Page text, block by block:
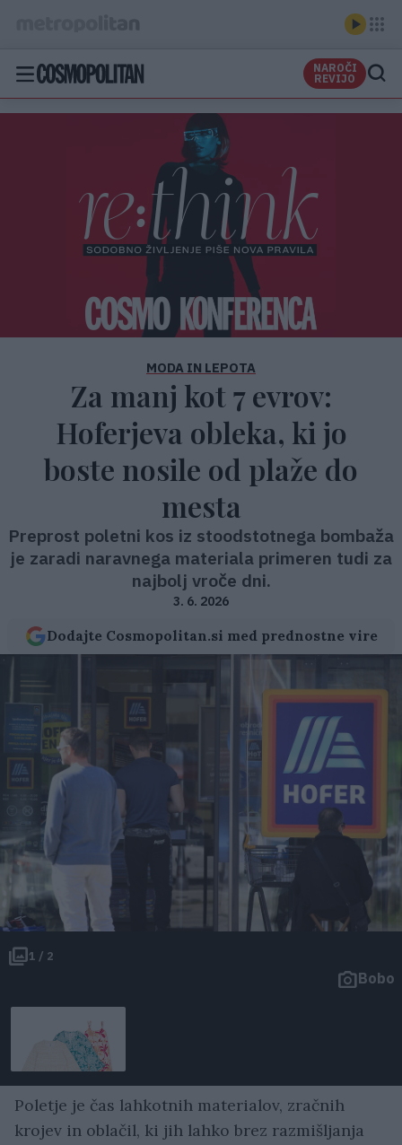
NAROČI
REVIJO
MODA IN LEPOTA
Za manj kot 7 evrov:
Hoferjeva obleka, ki jo
boste nosile od plaže do
mesta
Preprost poletni kos iz stoodstotnega bombaža
je zaradi naravnega materiala primeren tudi za
najbolj vroče dni.
3. 6. 2026
Dodajte Cosmopolitan.si med prednostne vire
1 / 2
Bobo
Poletje je čas lahkotnih materialov, zračnih
krojev in oblačil, ki jih lahko brez razmišljanja